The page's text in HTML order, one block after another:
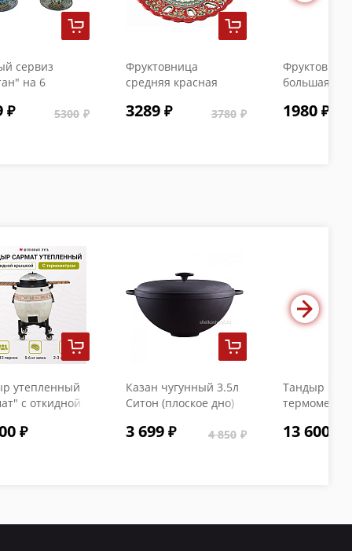
сервиз
на 6
5300
Фруктовница
средняя красная
3289 3780
большая
1980
утепленный
с откидной
Казан чугунный 3.5л
Ситон (плоское дно)
3 699 4 850
Тандыр
13 600